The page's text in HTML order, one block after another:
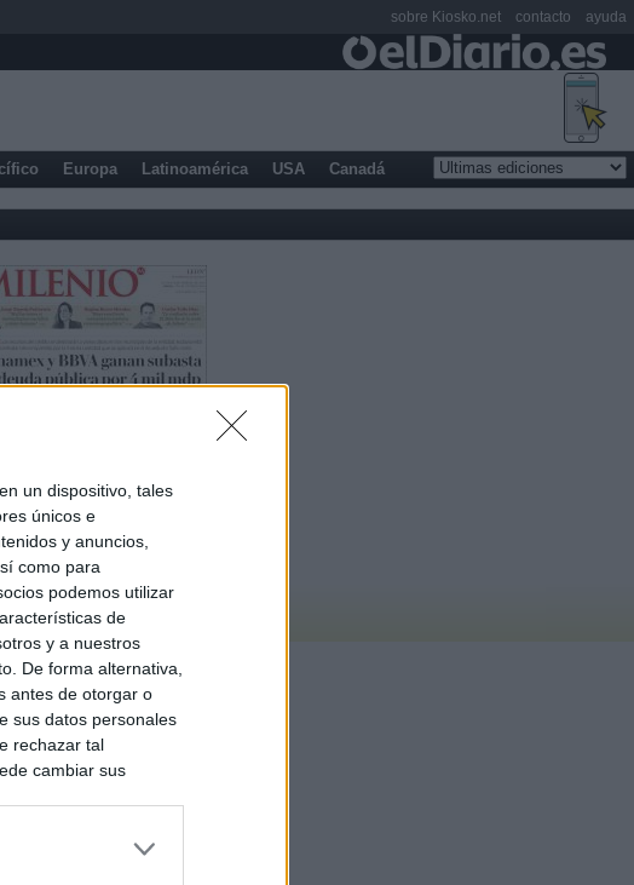
un dispositivo, tales
únicos e
y anuncios,
como para
podemos utilizar
de
y a nuestros
De forma alternativa,
antes de otorgar o
sus datos personales
rechazar tal
cambiar sus
Europa Latinoamérica USA Canadá
sobre Kiosko.net contacto ayuda